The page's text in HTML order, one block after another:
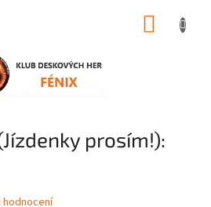
prosím!):